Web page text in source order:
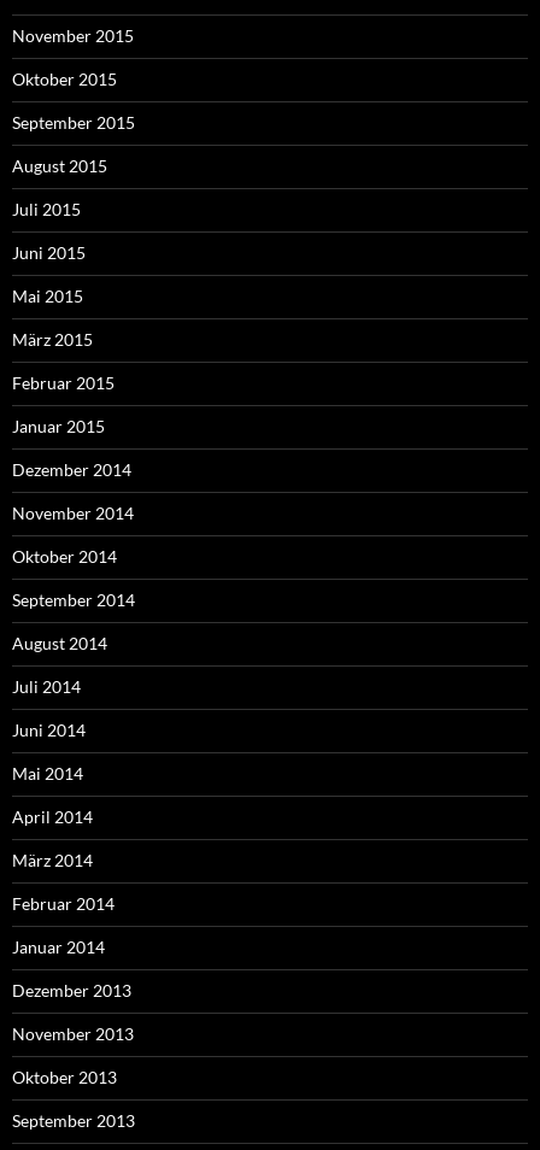
November 2015
Oktober 2015
September 2015
August 2015
Juli 2015
Juni 2015
Mai 2015
März 2015
Februar 2015
Januar 2015
Dezember 2014
November 2014
Oktober 2014
September 2014
August 2014
Juli 2014
Juni 2014
Mai 2014
April 2014
März 2014
Februar 2014
Januar 2014
Dezember 2013
November 2013
Oktober 2013
September 2013